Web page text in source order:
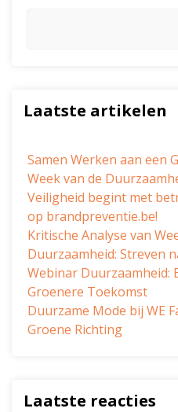
Laatste artikelen
Samen Werken aan een
Week van de
Veiligheid begint met
op brandpreventie.be!
Kritische Analyse van
Duurzaamheid: Streven
Webinar Duurzaamheid:
Groenere Toekomst
Duurzame Mode bij WE
Groene Richting
Laatste reacties